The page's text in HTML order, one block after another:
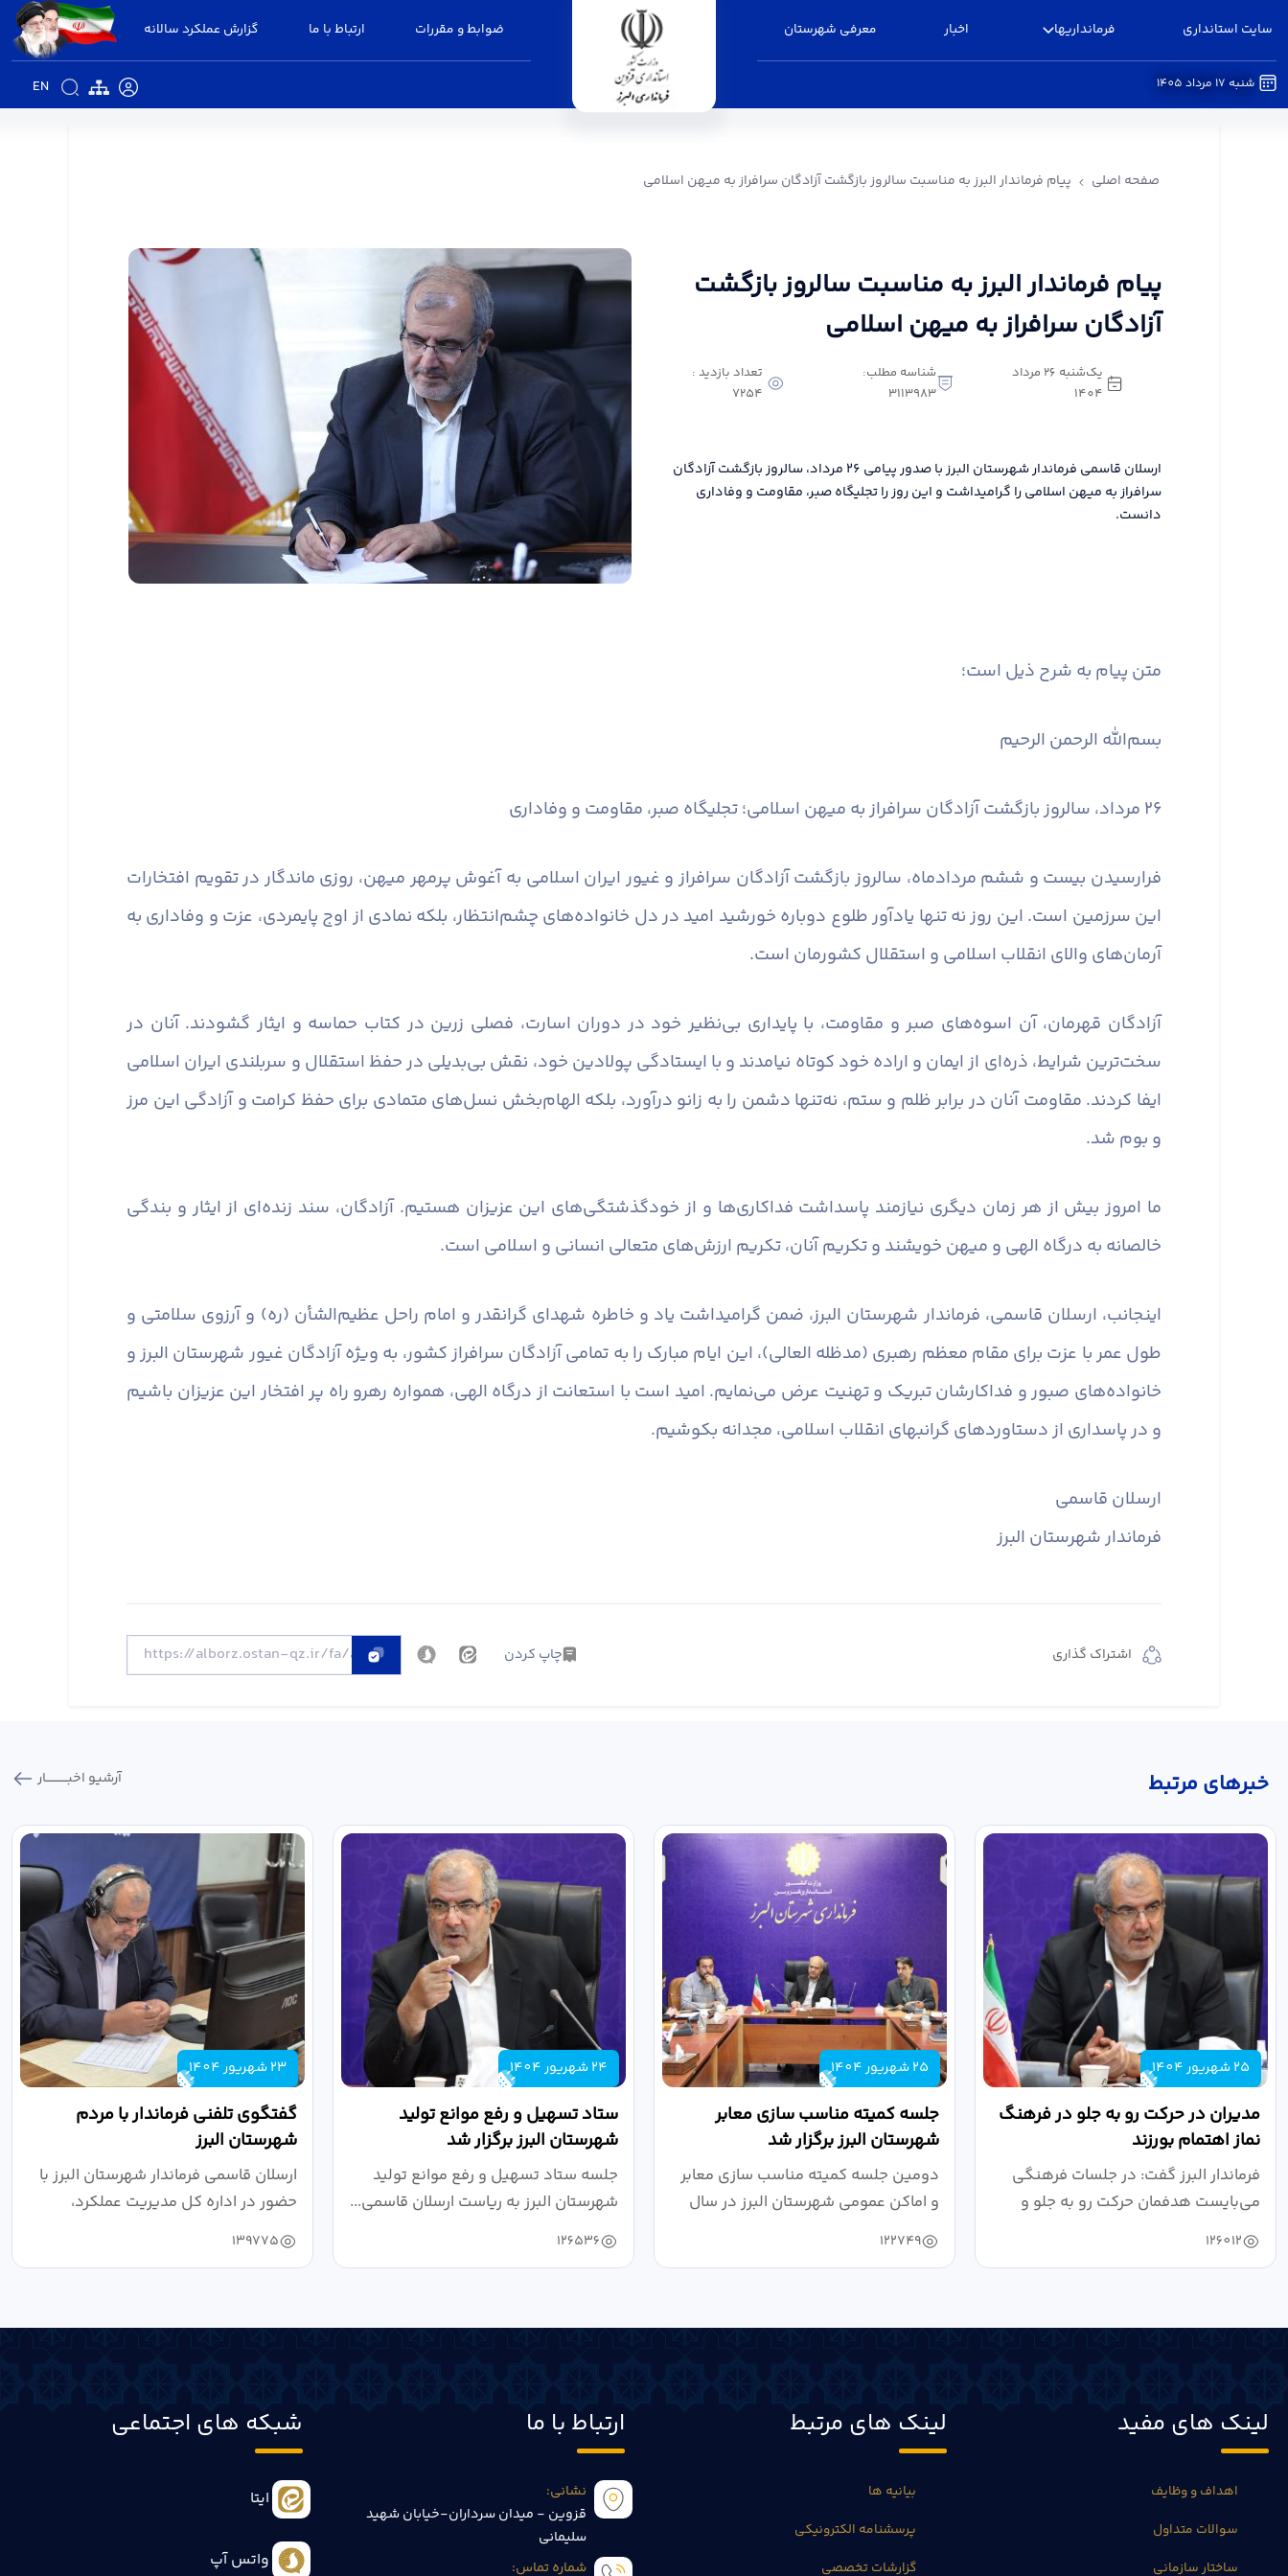
سایت استانداری فرمانداریها اخبار معرفی شهرستان ضوابط و مقررات ارتباط با ما گزارش عملکرد سالانه
EN شنبه 17 مرداد 1405
صفحه اصلی پیام فرماندار البرز به مناسبت سالروز بازگشت آزادگان سرافراز به میهن اسلامی
پیام فرماندار البرز به مناسبت سالروز بازگشت
آزادگان سرافراز به میهن اسلامی
یک‌شنبه 26 مرداد
1404
شناسه مطلب:
3113983
تعداد بازدید :
7254
ارسلان قاسمی فرماندار شهرستان البرز با صدور پیامی ۲۶ مرداد، سالروز بازگشت آزادگان
سرافراز به میهن اسلامی را گرامیداشت و این روز را تجلیگاه صبر، مقاومت و وفاداری
دانست.
متن پیام به شرح ذیل است؛
بسم‌الله الرحمن الرحیم
۲۶ مرداد، سالروز بازگشت آزادگان سرافراز به میهن اسلامی؛ تجلیگاه صبر، مقاومت و وفاداری
فرارسیدن بیست و ششم مردادماه، سالروز بازگشت آزادگان سرافراز و غیور ایران اسلامی به آغوش پرمهر میهن، روزی ماندگار در تقویم افتخارات
این سرزمین است. این روز نه تنها یادآور طلوع دوباره خورشید امید در دل خانواده‌های چشم‌انتظار، بلکه نمادی از اوج پایمردی، عزت و وفاداری به
آرمان‌های والای انقلاب اسلامی و استقلال کشورمان است.
آزادگان قهرمان، آن اسوه‌های صبر و مقاومت، با پایداری بی‌نظیر خود در دوران اسارت، فصلی زرین در کتاب حماسه و ایثار گشودند. آنان در
سخت‌ترین شرایط، ذره‌ای از ایمان و اراده خود کوتاه نیامدند و با ایستادگی پولادین خود، نقش بی‌بدیلی در حفظ استقلال و سربلندی ایران اسلامی
ایفا کردند. مقاومت آنان در برابر ظلم و ستم، نه‌تنها دشمن را به زانو درآورد، بلکه الهام‌بخش نسل‌های متمادی برای حفظ کرامت و آزادگی این مرز
و بوم شد.
ما امروز بیش از هر زمان دیگری نیازمند پاسداشت فداکاری‌ها و از خودگذشتگی‌های این عزیزان هستیم. آزادگان، سند زنده‌ای از ایثار و بندگی
خالصانه به درگاه الهی و میهن خویشند و تکریم آنان، تکریم ارزش‌های متعالی انسانی و اسلامی است.
اینجانب، ارسلان قاسمی، فرماندار شهرستان البرز، ضمن گرامیداشت یاد و خاطره شهدای گرانقدر و امام راحل عظیم‌الشأن (ره) و آرزوی سلامتی و
طول عمر با عزت برای مقام معظم رهبری (مدظله العالی)، این ایام مبارک را به تمامی آزادگان سرافراز کشور، به ویژه آزادگان غیور شهرستان البرز و
خانواده‌های صبور و فداکارشان تبریک و تهنیت عرض می‌نمایم. امید است با استعانت از درگاه الهی، همواره رهرو راه پر افتخار این عزیزان باشیم
و در پاسداری از دستاوردهای گرانبهای انقلاب اسلامی، مجدانه بکوشیم.
ارسلان قاسمی
فرماندار شهرستان البرز
اشتراک گذاری چاپ کردن
خبر‌های مرتبط آرشیو اخبـــــــــــار
25 شهریور 1404
مدیران در حرکت رو به جلو در فرهنگ
نماز اهتمام بورزند
فرماندار البرز گفت: در جلسات فرهنگی
می‌بایست هدفمان حرکت رو به جلو و
دستیابی...
126012
25 شهریور 1404
جلسه کمیته مناسب سازی معابر
شهرستان البرز برگزار شد
دومین جلسه کمیته مناسب سازی معابر
و اماکن عمومی شهرستان البرز در سال
۱۴۰۴ به...
122749
24 شهریور 1404
ستاد تسهیل و رفع موانع تولید
شهرستان البرز برگزار شد
جلسه ستاد تسهیل و رفع موانع تولید
شهرستان البرز به ریاست ارسلان قاسمی...
126536
23 شهریور 1404
گفتگوی تلفنی فرماندار با مردم
شهرستان البرز
ارسلان قاسمی فرماندار شهرستان البرز با
حضور در اداره کل مدیریت عملکرد،
بازرسی...
139775
لینک های مفید
اهداف و وظایف
سوالات متداول
ساختار سازمانی
لینک های مرتبط
بیانیه ها
پرسشنامه الکترونیکی
گزارشات تخصصی
ارتباط با ما
نشانی:
قزوین - میدان سرداران-خیابان شهید
سلیمانی
شماره تماس:
شبکه های اجتماعی
ایتا
واتس آپ